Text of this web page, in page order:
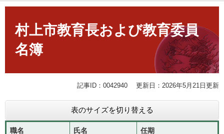
す
し
村上市教育長および教育委員
名簿
記事ID：0042940 更新日：2026年5月21日更新
表のサイズを切り替える
職名 氏名 任期